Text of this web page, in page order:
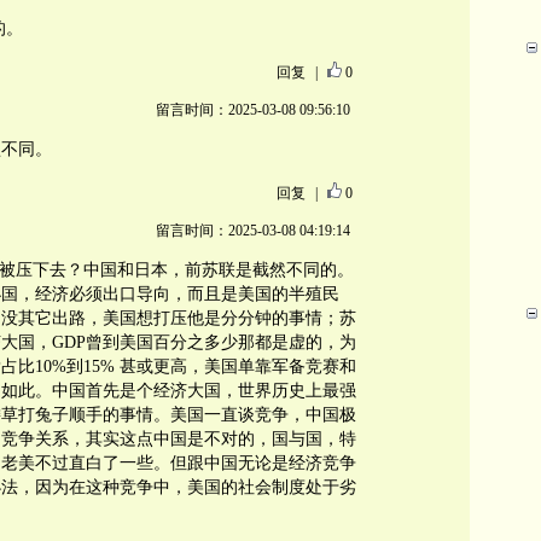
回复 0
留言时间：2025-03-08 09:56:10
同。
回复 0
留言时间：2025-03-08 04:19:14
压下去？中国和日本，前苏联是截然不同的。
，经济必须出口导向，而且是美国的半殖民
其它出路，美国想打压他是分分钟的事情；苏
国，GDP曾到美国百分之多少那都是虚的，为
比10%到15% 甚或更高，美国单靠军备竞赛和
此。中国首先是个经济大国，世界历史上最强
打兔子顺手的事情。美国一直谈竞争，中国极
争关系，其实这点中国是不对的，国与国，特
美不过直白了一些。但跟中国无论是经济竞争
，因为在这种竞争中，美国的社会制度处于劣